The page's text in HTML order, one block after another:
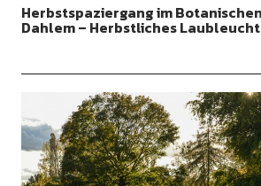
Herbstspaziergang im
Dahlem – Herbstliches